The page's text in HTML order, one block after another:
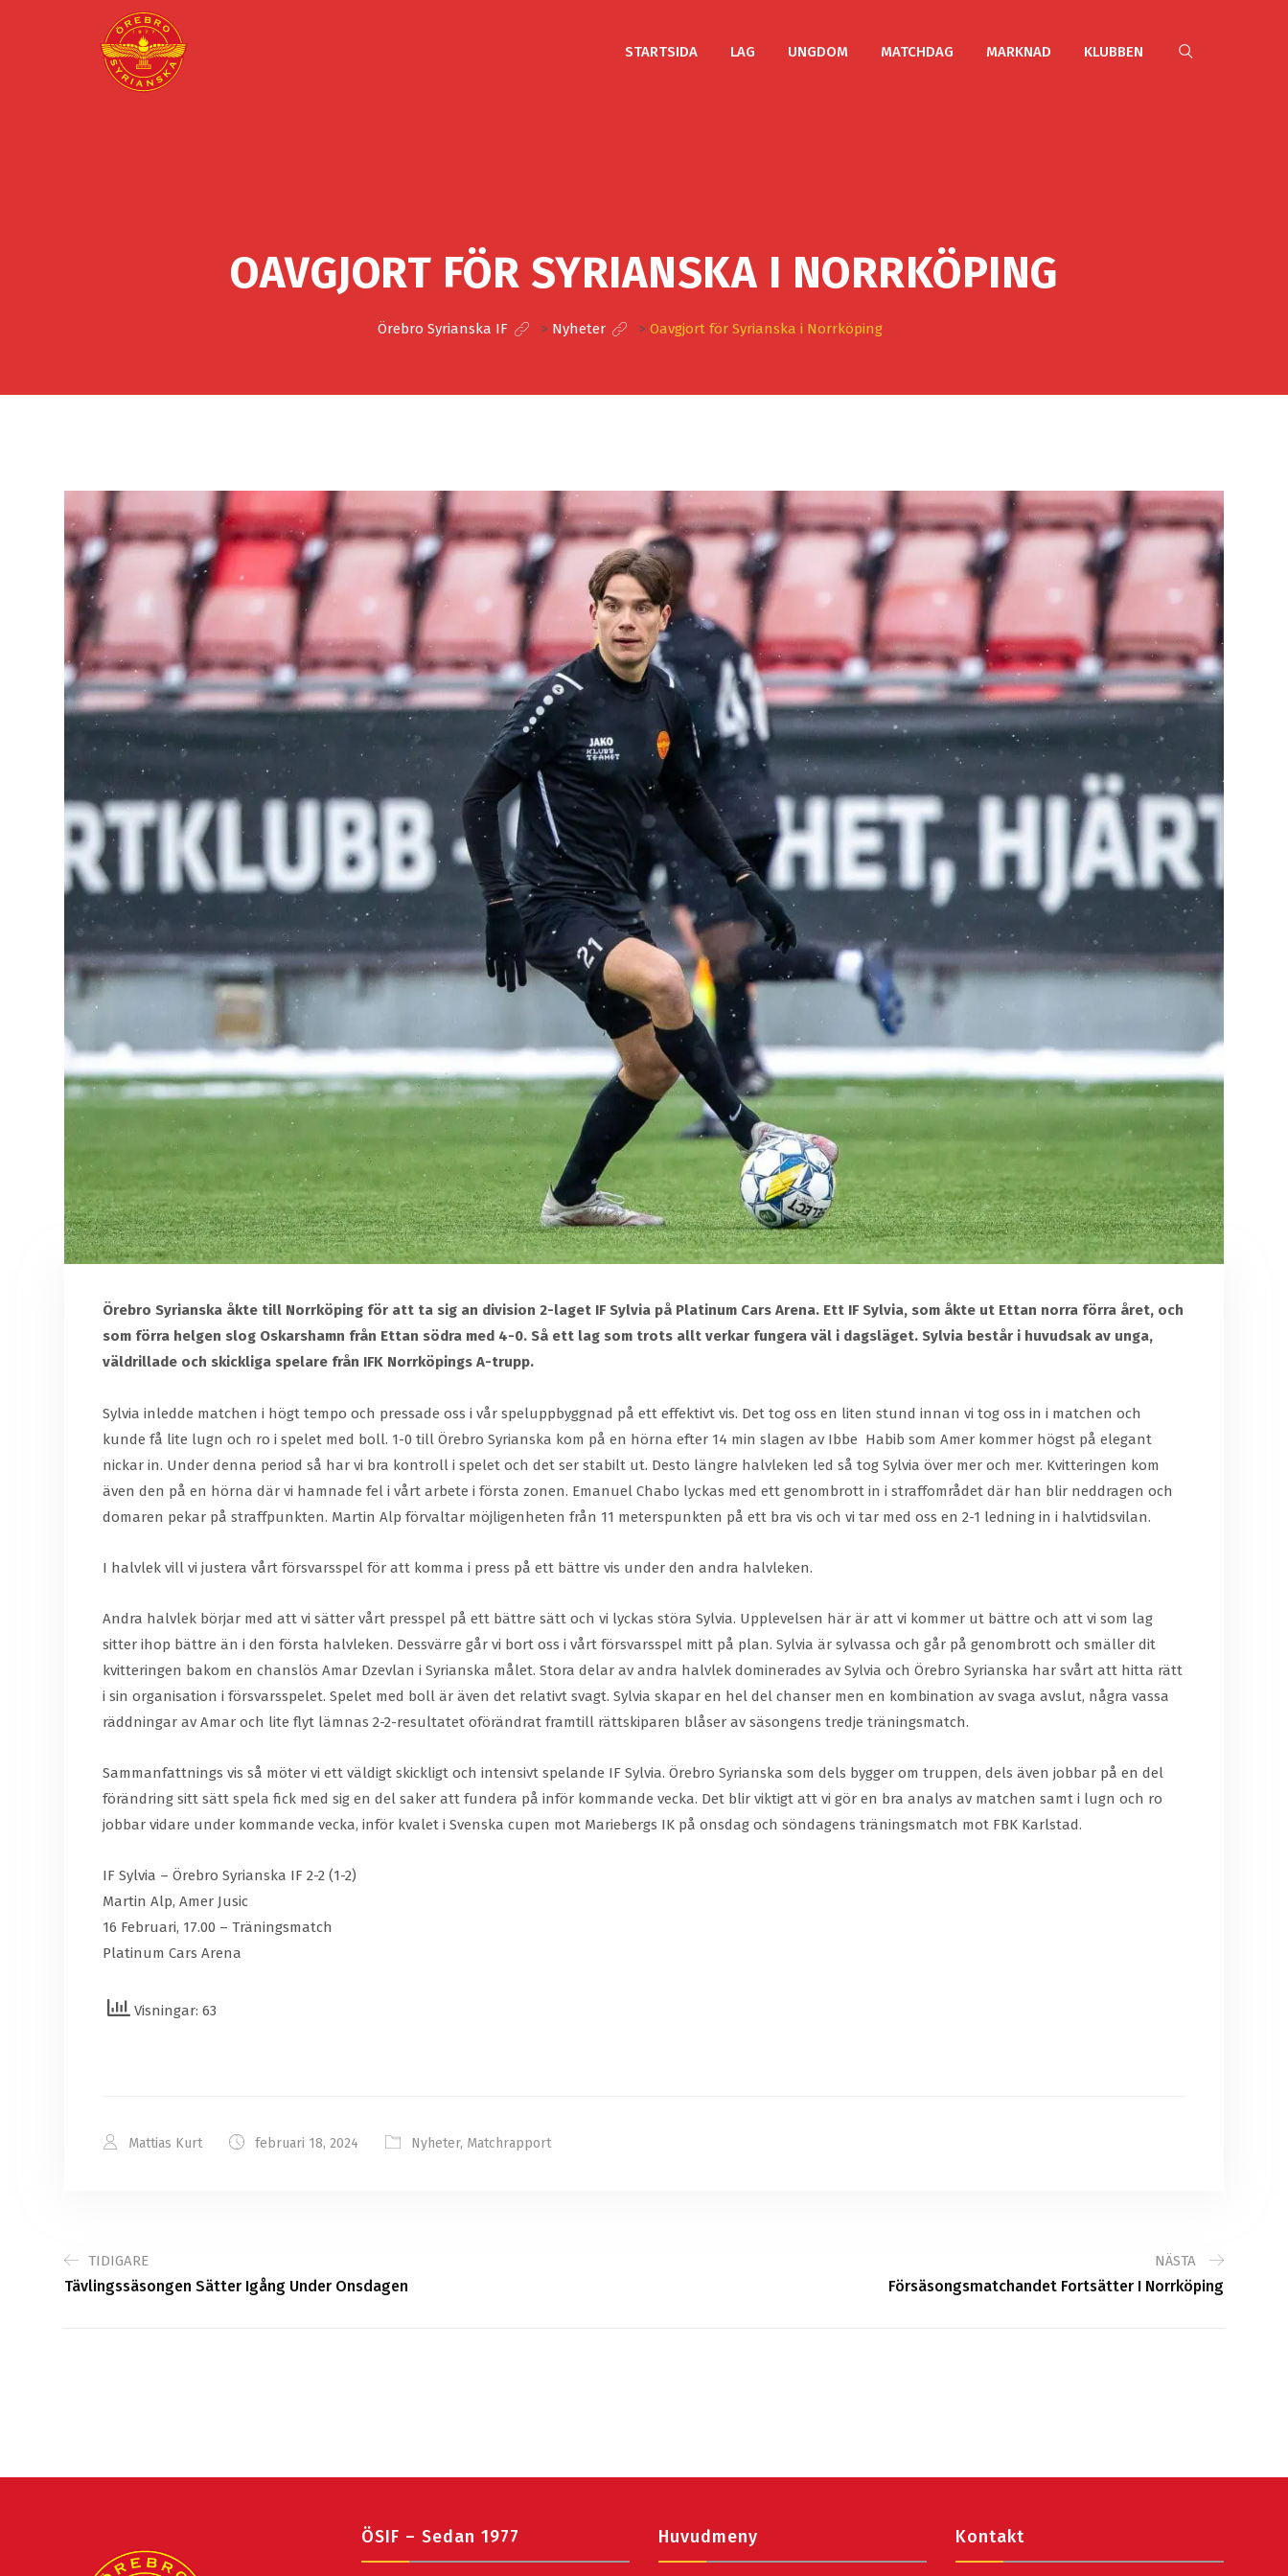
STARTSIDA LAG UNGDOM MATCHDAG MARKNAD KLUBBEN
OAVGJORT FÖR SYRIANSKA I NORRKÖPING
Örebro Syrianska IF > Nyheter > Oavgjort för Syrianska i Norrköping
Örebro Syrianska åkte till Norrköping för att ta sig an division 2-laget IF Sylvia på Platinum Cars Arena. Ett IF Sylvia, som åkte ut Ettan norra förra året, och
som förra helgen slog Oskarshamn från Ettan södra med 4-0. Så ett lag som trots allt verkar fungera väl i dagsläget. Sylvia består i huvudsak av unga,
väldrillade och skickliga spelare från IFK Norrköpings A-trupp.
Sylvia inledde matchen i högt tempo och pressade oss i vår speluppbyggnad på ett effektivt vis. Det tog oss en liten stund innan vi tog oss in i matchen och
kunde få lite lugn och ro i spelet med boll. 1-0 till Örebro Syrianska kom på en hörna efter 14 min slagen av Ibbe Habib som Amer kommer högst på elegant
nickar in. Under denna period så har vi bra kontroll i spelet och det ser stabilt ut. Desto längre halvleken led så tog Sylvia över mer och mer. Kvitteringen kom
även den på en hörna där vi hamnade fel i vårt arbete i första zonen. Emanuel Chabo lyckas med ett genombrott in i straffområdet där han blir neddragen och
domaren pekar på straffpunkten. Martin Alp förvaltar möjligenheten från 11 meterspunkten på ett bra vis och vi tar med oss en 2-1 ledning in i halvtidsvilan.
I halvlek vill vi justera vårt försvarsspel för att komma i press på ett bättre vis under den andra halvleken.
Andra halvlek börjar med att vi sätter vårt presspel på ett bättre sätt och vi lyckas störa Sylvia. Upplevelsen här är att vi kommer ut bättre och att vi som lag
sitter ihop bättre än i den första halvleken. Dessvärre går vi bort oss i vårt försvarsspel mitt på plan. Sylvia är sylvassa och går på genombrott och smäller dit
kvitteringen bakom en chanslös Amar Dzevlan i Syrianska målet. Stora delar av andra halvlek dominerades av Sylvia och Örebro Syrianska har svårt att hitta rätt
i sin organisation i försvarsspelet. Spelet med boll är även det relativt svagt. Sylvia skapar en hel del chanser men en kombination av svaga avslut, några vassa
räddningar av Amar och lite flyt lämnas 2-2-resultatet oförändrat framtill rättskiparen blåser av säsongens tredje träningsmatch.
Sammanfattnings vis så möter vi ett väldigt skickligt och intensivt spelande IF Sylvia. Örebro Syrianska som dels bygger om truppen, dels även jobbar på en del
förändring sitt sätt spela fick med sig en del saker att fundera på inför kommande vecka. Det blir viktigt att vi gör en bra analys av matchen samt i lugn och ro
jobbar vidare under kommande vecka, inför kvalet i Svenska cupen mot Mariebergs IK på onsdag och söndagens träningsmatch mot FBK Karlstad.
IF Sylvia – Örebro Syrianska IF 2-2 (1-2)
Martin Alp, Amer Jusic
16 Februari, 17.00 – Träningsmatch
Platinum Cars Arena
Visningar: 63
Mattias Kurt februari 18, 2024 Nyheter, Matchrapport
TIDIGARE
Tävlingssäsongen Sätter Igång Under Onsdagen
NÄSTA
Försäsongsmatchandet Fortsätter I Norrköping
ÖSIF – Sedan 1977 Huvudmeny Kontakt